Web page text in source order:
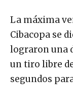
La máxima
Cibacopa se
lograron una
un tiro libre
segundos